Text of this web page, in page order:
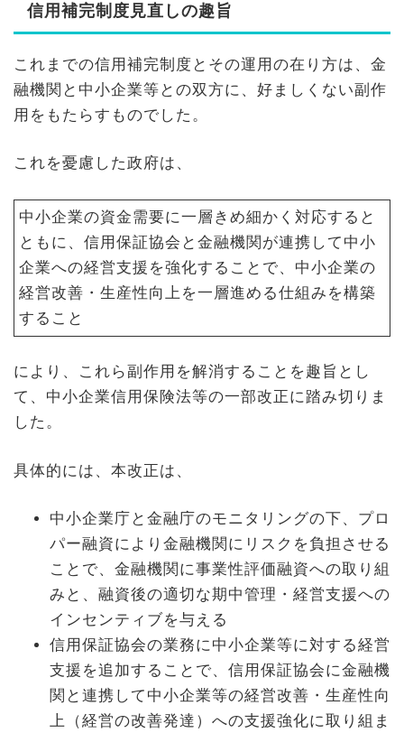
信用補完制度見直しの趣旨
これまでの信用補完制度とその運用の在り方は、金
融機関と中小企業等との双方に、好ましくない副作
用をもたらすものでした。
これを憂慮した政府は、
中小企業の資金需要に一層きめ細かく対応すると
ともに、信用保証協会と金融機関が連携して中小
企業への経営支援を強化することで、中小企業の
経営改善・生産性向上を一層進める仕組みを構築
すること
により、これら副作用を解消することを趣旨とし
て、中小企業信用保険法等の一部改正に踏み切りま
した。
具体的には、本改正は、
中小企業庁と金融庁のモニタリングの下、プロ
パー融資により金融機関にリスクを負担させる
ことで、金融機関に事業性評価融資への取り組
みと、融資後の適切な期中管理・経営支援への
インセンティブを与える
信用保証協会の業務に中小企業等に対する経営
支援を追加することで、信用保証協会に金融機
関と連携して中小企業等の経営改善・生産性向
上（経営の改善発達）への支援強化に取り組ま